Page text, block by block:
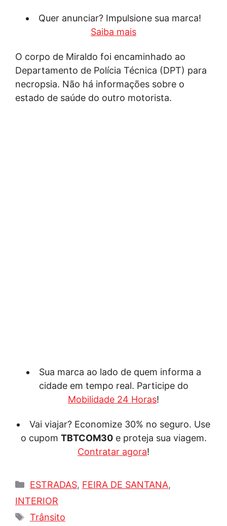
Quer anunciar? Impulsione sua marca!
Saiba mais
O corpo de Miraldo foi encaminhado ao
Departamento de Polícia Técnica (DPT) para
necropsia. Não há informações sobre o
estado de saúde do outro motorista.
Sua marca ao lado de quem informa a
cidade em tempo real. Participe do
Mobilidade 24 Horas!
Vai viajar? Economize 30% no seguro. Use
o cupom TBTCOM30e proteja sua viagem.
Contratar agora!
Categorias
ESTRADAS, FEIRA DE SANTANA,
INTERIOR
Tags
Trânsito